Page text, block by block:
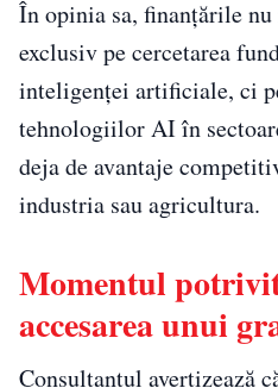
În opinia sa, finanțările
exclusiv pe cercetarea
inteligenței artificiale, ci
tehnologiilor AI în
deja de avantaje
industria sau agricultura.
Momentul
accesarea unui
Consultantul avertizează